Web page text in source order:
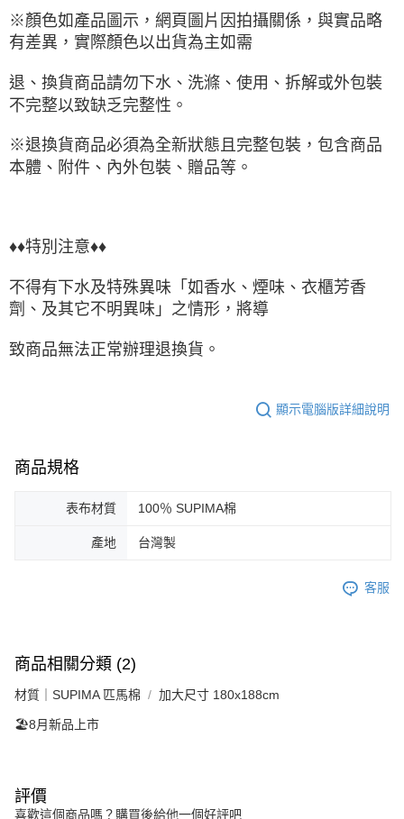
※顏色如產品圖示，網頁圖片因拍攝關係，與實品略
有差異，實際顏色以出貨為主如需
退、換貨商品請勿下水、洗滌、使用、拆解或外包裝
不完整以致缺乏完整性。
※退換貨商品必須為全新狀態且完整包裝，包含商品
本體、附件、內外包裝、贈品等。
♦♦特別注意♦♦
不得有下水及特殊異味「如香水、煙味、衣櫃芳香
劑、及其它不明異味」之情形，將導
致商品無法正常辦理退換貨。
顯示電腦版詳細說明
商品規格
表布材質 100％ SUPIMA棉
產地 台灣製
客服
商品相關分類 (2)
材質｜SUPIMA 匹馬棉 加大尺寸 180x188cm
🏖️8月新品上市
評價
喜歡這個商品嗎？購買後給他一個好評吧